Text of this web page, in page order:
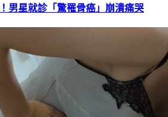
男星就診「驚罹骨癌」崩潰痛哭